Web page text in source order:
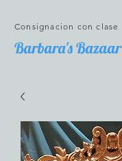
Barbara's Bazaar
Consignacion con clase